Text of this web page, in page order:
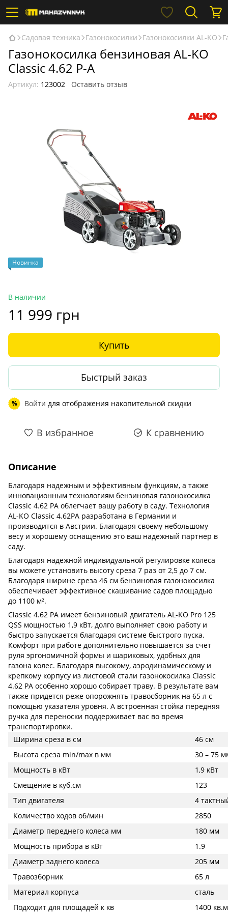
Садовая техника Газонокосилки Газонокосилки AL-KO
Газонокосилка бензиновая AL-KO
Classic 4.62 P-A
Артикул: 123002 Оставить отзыв
Новинка
В наличии
11 999 грн
Купить
Быстрый заказ
% Войти для отображения накопительной скидки
В избранное К сравнению
Описание
Благодаря надежным и эффективным функциям, а также
инновационным технологиям бензиновая газонокосилка
Classic 4.62 PA облегчает вашу работу в саду. Технология
AL-KO Classic 4.62PA разработана в Германии и
производится в Австрии. Благодаря своему небольшому
весу и хорошему оснащению это ваш надежный партнер в
саду.
Благодаря надежной индивидуальной регулировке колеса
вы можете установить высоту среза 7 раз от 2,5 до 7 см.
Благодаря ширине среза 46 см бензиновая газонокосилка
обеспечивает эффективное скашивание садов площадью
до 1100 м².
Classic 4.62 PA имеет бензиновый двигатель AL-KO Pro 125
QSS мощностью 1,9 кВт, долго выполняет свою работу и
быстро запускается благодаря системе быстрого пуска.
Комфорт при работе дополнительно повышается за счет
руля эргономичной формы и шариковых, удобных для
газона колес. Благодаря высокому, аэродинамическому и
крепкому корпусу из листовой стали газонокосилка Classic
4.62 PA особенно хорошо собирает траву. В результате вам
также придется реже опорожнять травосборник на 65 л с
помощью указателя уровня. А встроенная стойка передняя
ручка для переноски поддерживает вас во время
транспортировки.
Ширина среза в см
46 см
Высота среза min/max в мм
30 – 75
Мощность в кВт
1,9 кВт
Смещение в куб.см
123
Тип двигателя
4
Количество ходов об/мин
2850
Диаметр переднего колеса мм
180 мм
Мощность прибора в кВт
1.9
Диаметр заднего колеса
205 мм
Травозборник
65 л
Материал корпуса
сталь
Подходит для площадей к кв
1400 кв.м